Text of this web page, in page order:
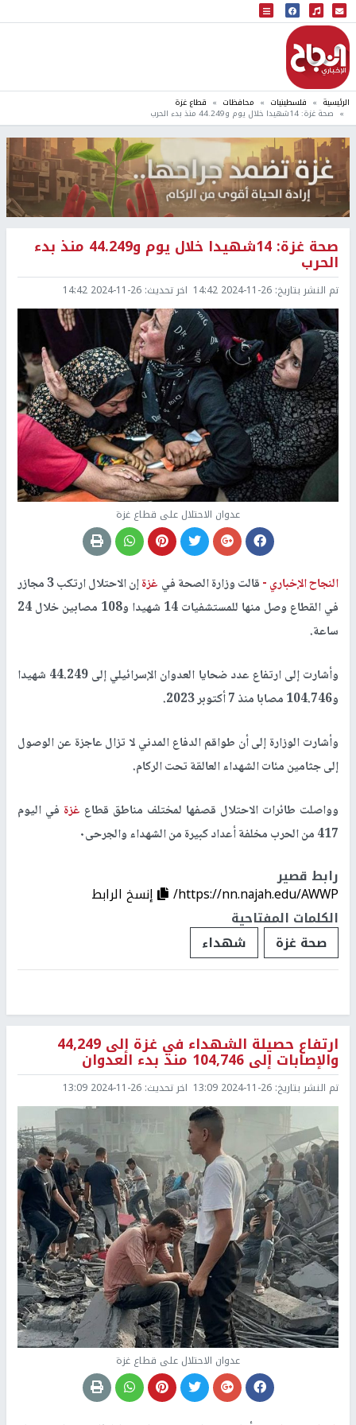
البث المباشر
إذاعة النجاح
الرئيسية فلسطينيات محافظات قطاع غزة
صحة غزة: 14شهيدا خلال يوم و44.249 منذ بدء الحرب
صحة غزة: 14شهيدا خلال يوم و44.249 منذ بدء
الحرب
تم النشر بتاريخ: 2024-11-26 14:42 اخر تحديث: 2024-11-26 14:42
عدوان الاحتلال على قطاع غزة
النجاح الإخباري -قالت وزارة الصحة في غزة
إن الاحتلال ارتكب 3 مجازر
في القطاع وصل منها للمستشفيات 14 شهيدا و108 مصابين خلال 24
ساعة.
وأشارت إلى ارتفاع عدد ضحايا العدوان الإسرائيلي إلى 44.249 شهيدا
و104.746 مصابا منذ 7 أكتوبر 2023.
وأشارت الوزارة إلى أن طواقم الدفاع المدني لا تزال عاجزة عن الوصول
إلى جثامين مئات الشهداء العالقة تحت الركام.
وواصلت طائرات الاحتلال قصفها لمختلف مناطق قطاع غزة في اليوم
417 من الحرب مخلفة أعداد كبيرة من الشهداء والجرحى٠
رابط قصير
https://nn.najah.edu/AWWP/
إنسخ الرابط
الكلمات المفتاحية
صحة غزة
شهداء
ارتفاع حصيلة الشهداء في غزة إلى 44,249
والإصابات إلى 104,746 منذ بدء العدوان
تم النشر بتاريخ: 2024-11-26 13:09 اخر تحديث: 2024-11-26 13:09
عدوان الاحتلال على قطاع غزة